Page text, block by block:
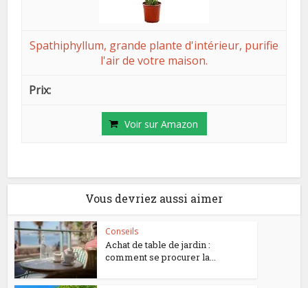
Spathiphyllum, grande plante d'intérieur, purifie
l'air de votre maison.
Voir sur Amazon
Vous devriez aussi aimer
Conseils
Achat de table de jardin :
comment se procurer la...